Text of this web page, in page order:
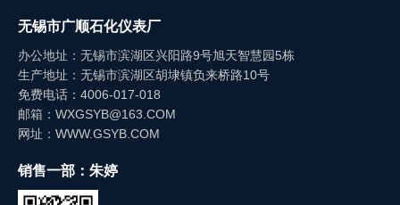
无锡市广顺石化仪表厂
办公地址：无锡市滨湖区兴阳路9号旭天智慧园5栋
生产地址：无锡市滨湖区胡埭镇负来桥路10号
免费电话：4006-017-018
邮箱：WXGSYB@163.COM
网址：WWW.GSYB.COM
销售一部：朱婷